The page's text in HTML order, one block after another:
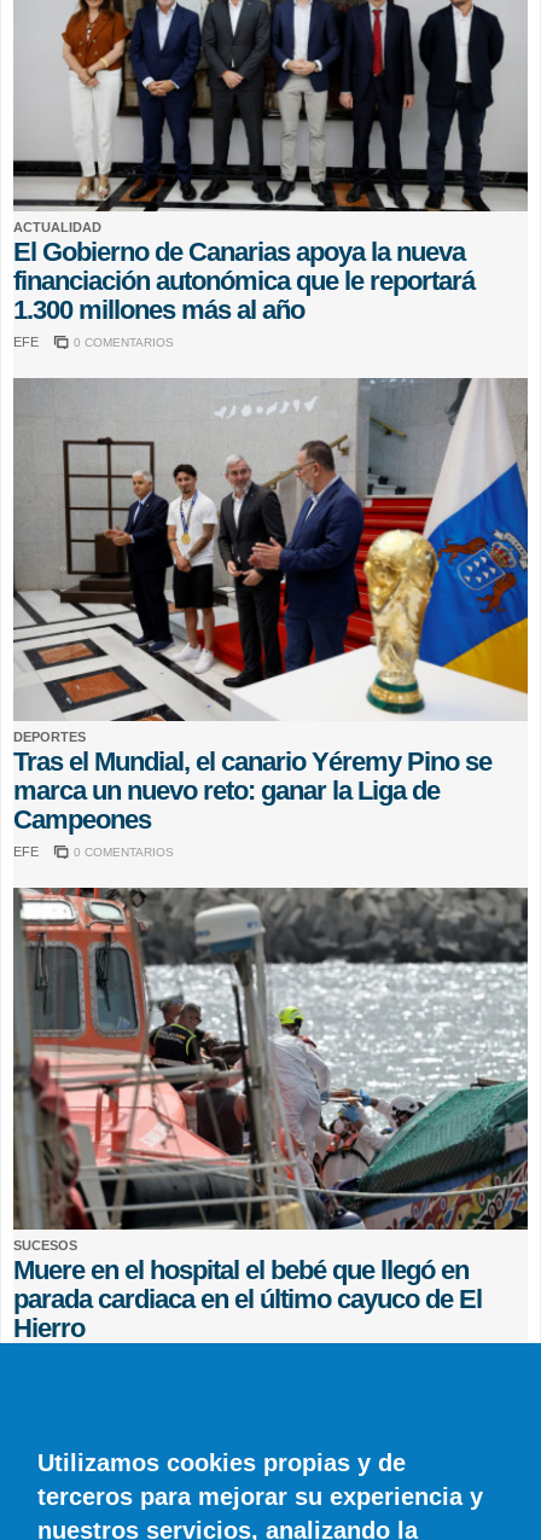
ACTUALIDAD
El Gobierno de Canarias apoya la nueva
financiación autonómica que le reportará
1.300 millones más al año
EFE 0 COMENTARIOS
DEPORTES
Tras el Mundial, el canario Yéremy Pino se
marca un nuevo reto: ganar la Liga de
Campeones
EFE 0 COMENTARIOS
SUCESOS
Muere en el hospital el bebé que llegó en
parada cardiaca en el último cayuco de El
Hierro
Utilizamos cookies propias y de
terceros para mejorar su experiencia y
nuestros servicios, analizando la